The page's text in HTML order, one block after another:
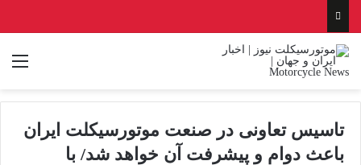
تاسیس تعاونی در صنعت موتورسیکلت ایران
باعث دوام و پیشرفت آن خواهد شد/ با